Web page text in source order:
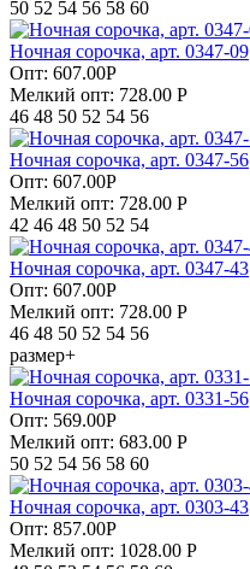
50 52 54 56 58 60
Ночная сорочка, арт. 0347-09
Опт: 607.00Р
Мелкий опт: 728.00 Р
46 48 50 52 54 56
Ночная сорочка, арт. 0347-56
Опт: 607.00Р
Мелкий опт: 728.00 Р
42 46 48 50 52 54
Ночная сорочка, арт. 0347-43
Опт: 607.00Р
Мелкий опт: 728.00 Р
46 48 50 52 54 56
размер+
Ночная сорочка, арт. 0331-56
Опт: 569.00Р
Мелкий опт: 683.00 Р
50 52 54 56 58 60
Ночная сорочка, арт. 0303-43
Опт: 857.00Р
Мелкий опт: 1028.00 Р